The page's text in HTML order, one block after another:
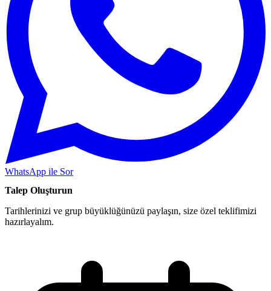
WhatsApp ile Sor
Talep Oluşturun
Tarihlerinizi ve grup büyüklüğünüzü paylaşın, size özel teklifimizi
hazırlayalım.